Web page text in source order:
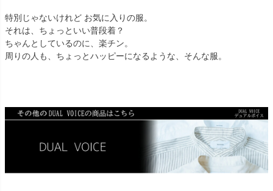
特別じゃないけれど お気に入りの服。
それは、ちょっといい普段着？
ちゃんとしているのに、楽チン。
周りの人も、ちょっとハッピーになるような、そんな服。